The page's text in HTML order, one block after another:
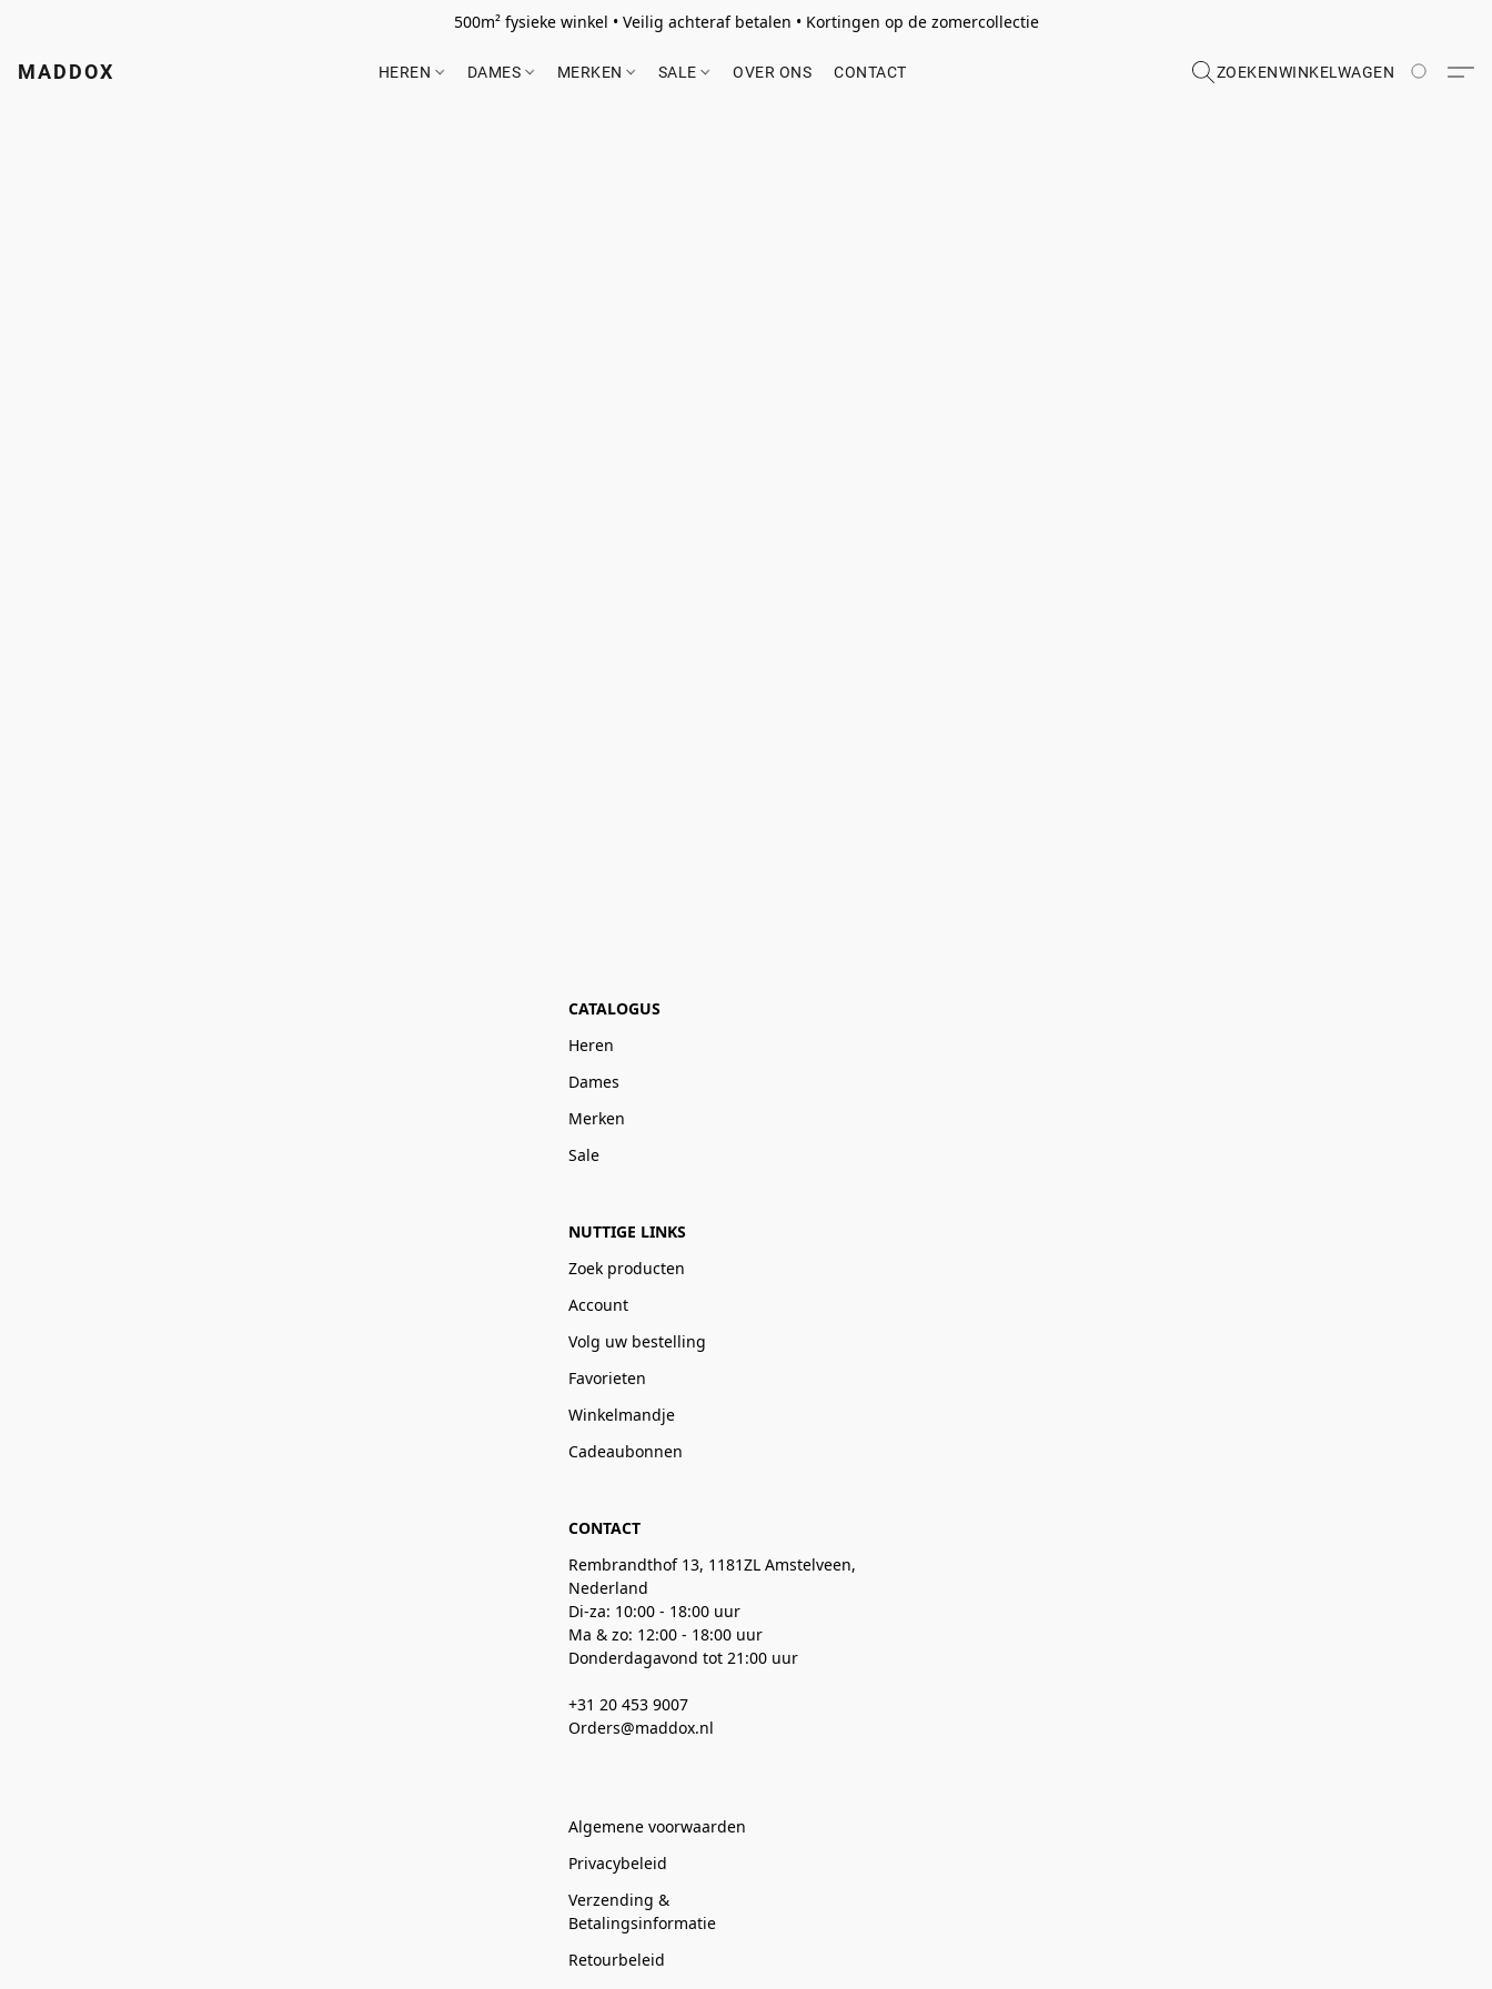
500m² fysieke winkel • Veilig achteraf betalen • Kortingen op de zomercollectie
MADDOX HEREN DAMES MERKEN SALE OVER ONS CONTACT ZOEKENWINKELWAGEN
CATALOGUS
Heren
Dames
Merken
Sale
NUTTIGE LINKS
Zoek producten
Account
Volg uw bestelling
Favorieten
Winkelmandje
Cadeaubonnen
CONTACT
Rembrandthof 13, 1181ZL Amstelveen,
Nederland
Di-za: 10:00 - 18:00 uur
Ma & zo: 12:00 - 18:00 uur
Donderdagavond tot 21:00 uur
+31 20 453 9007
Orders@maddox.nl
Algemene voorwaarden
Privacybeleid
Verzending &
Betalingsinformatie
Retourbeleid